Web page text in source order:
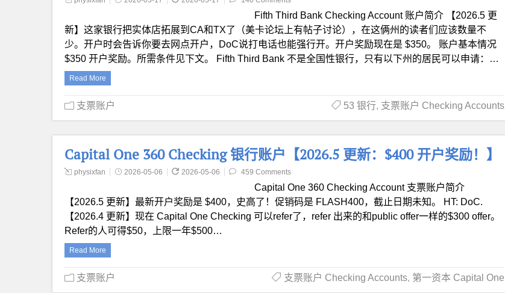
Fifth Third Bank Checking Account 账户简介 【2026.5 更
新】这家银行把实体店拓展到CA和TX了（美卡论坛上有帖子讨论），在这俩州的读者们应该数量不
少。开户时会告诉你要去网点开户，DoC说打电话也能强行开。开户奖励现在是 $350。 账户基本情况
$350 开户奖励。所需条件见下文。 Fifth Third Bank 不是全国性银行，只有以下州的居民可以申请：…
Read More
支票账户 53 银行, 支票账户 Checking Accounts
Capital One 360 Checking 银行账户【2026.5 更新：$400 开户奖励！】
physixfan 2026-05-06 2026-05-06 459 Comments
Capital One 360 Checking Account 支票账户简介
【2026.5 更新】最新开户奖励是 $400，史高了！促销码是 FLASH400，截止日期未知。 HT: DoC.
【2026.4 更新】现在 Capital One Checking 可以refer了，refer 出来的和public offer一样的$300 offer。
Refer的人可得$50，上限一年$500…
Read More
支票账户 支票账户 Checking Accounts, 第一资本 Capital One